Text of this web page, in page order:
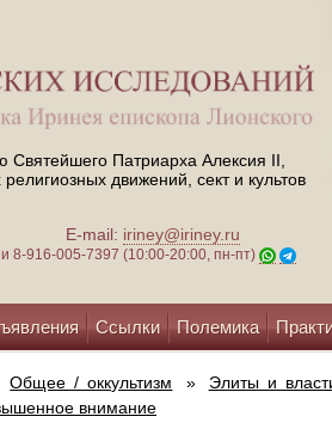
Святейшего Патриарха Алексия II,
движений, сект и культов
E-mail: iriney@iriney.ru
8-916-005-7397 (10:00-20:00, пн-пт)
Ссылки Полемика
Общее / оккультизм »
Элиты и
внимание